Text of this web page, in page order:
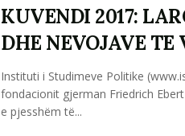
KUVENDI 2017:
DHE NEVOJAVE TE
Instituti i Studimeve Politike
fondacionit gjerman Friedrich
e pjesshëm të...